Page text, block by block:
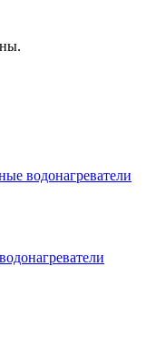
водонагреватели